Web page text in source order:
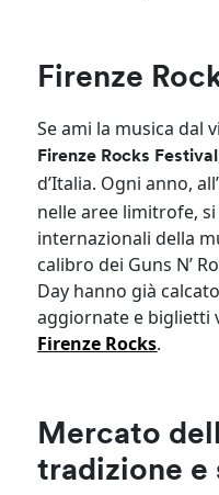
Firenze
Se ami la musica dal
Firenze Rocks Festival
d’Italia. Ogni anno, all’
nelle aree limitrofe,
internazionali della
calibro dei Guns N’
Day hanno già
aggiornate e biglietti
Firenze Rocks.
Mercato
tradizione e